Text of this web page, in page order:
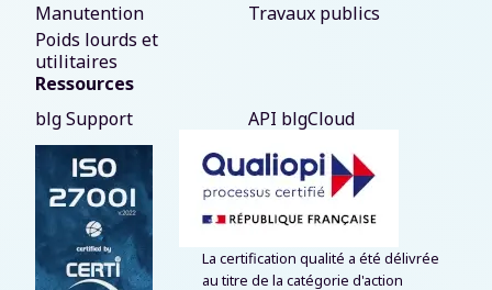
Manutention
Travaux publics
Poids lourds et
utilitaires
Ressources
blg Support
API blgCloud
La certification qualité a été délivrée
au titre de la catégorie d'action